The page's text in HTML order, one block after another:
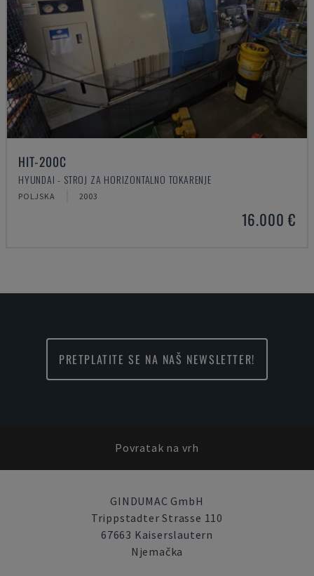
HIT-200C
HYUNDAI - STROJ ZA HORIZONTALNO TOKARENJE
POLJSKA 2003
16.000 €
PRETPLATITE SE NA NAŠ NEWSLETTER!
Povratak na vrh
GINDUMAC GmbH
Trippstadter Strasse 110
67663 Kaiserslautern
Njemačka